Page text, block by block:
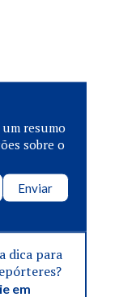
resumo
sobre o
Enviar
dica para
em